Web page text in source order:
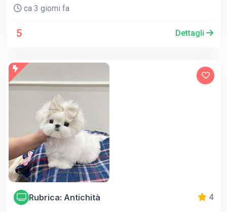
ca 3 giorni fa
5 Dettagli
Rubrica: Antichità 4